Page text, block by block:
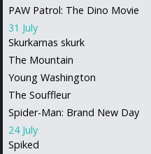
PAW Patrol: The Dino Movie
31 July
Skurkarnas skurk
The Mountain
Young Washington
The Souffleur
Spider-Man: Brand New Day
24 July
Spiked